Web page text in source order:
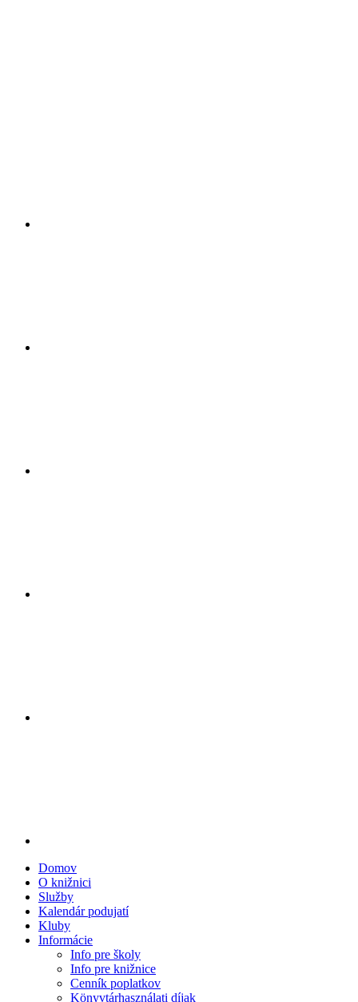
Domov
O knižnici
Služby
Kalendár podujatí
Kluby
Informácie
Info pre školy
Info pre knižnice
Cenník poplatkov
Könyvtárhasználati díjak